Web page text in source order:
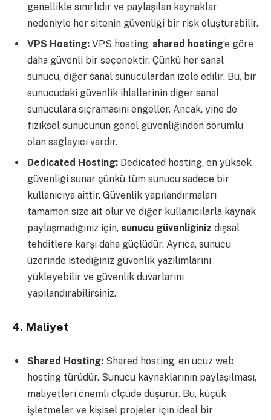
genellikle sınırlıdır ve paylaşılan kaynaklar
nedeniyle her sitenin güvenliği bir risk oluşturabilir.
VPS Hosting: VPS hosting, shared hosting‘e göre
daha güvenli bir seçenektir. Çünkü her sanal
sunucu, diğer sanal sunuculardan izole edilir. Bu, bir
sunucudaki güvenlik ihlallerinin diğer sanal
sunuculara sıçramasını engeller. Ancak, yine de
fiziksel sunucunun genel güvenliğinden sorumlu
olan sağlayıcı vardır.
Dedicated Hosting: Dedicated hosting, en yüksek
güvenliği sunar çünkü tüm sunucu sadece bir
kullanıcıya aittir. Güvenlik yapılandırmaları
tamamen size ait olur ve diğer kullanıcılarla kaynak
paylaşmadığınız için, sunucu güvenliğiniz dışsal
tehditlere karşı daha güçlüdür. Ayrıca, sunucu
üzerinde istediğiniz güvenlik yazılımlarını
yükleyebilir ve güvenlik duvarlarını
yapılandırabilirsiniz.
4. Maliyet
Shared Hosting: Shared hosting, en ucuz web
hosting türüdür. Sunucu kaynaklarının paylaşılması,
maliyetleri önemli ölçüde düşürür. Bu, küçük
işletmeler ve kişisel projeler için ideal bir